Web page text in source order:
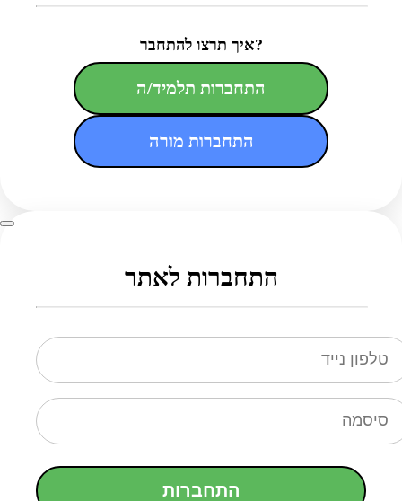
איך תרצו להתחבר?
התחברות תלמיד/ה
התחברות מורה
התחברות לאתר
התחברות